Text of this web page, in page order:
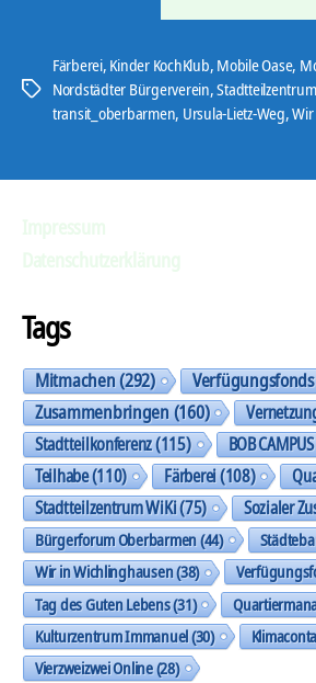
Schlagwörter
Färberei, Kinder KochKlub, Mobile Oase,
Nordstädter Bürgerverein,
transit_oberbarmen, Ursula-Lietz-Weg,
Tags
Mitmachen(292) Verfügungsfonds
Zusammenbringen(160)
Stadtteilkonferenz(115) BOB CAMPUS
Teilhabe(110) Färberei(108)
Stadtteilzentrum WiKi(75) Sozialer
Bürgerforum Oberbarmen(44)
Wir in Wichlinghausen(38)
Tag des Guten Lebens(31)
Kulturzentrum Immanuel(30)
Vierzweizwei Online(28)